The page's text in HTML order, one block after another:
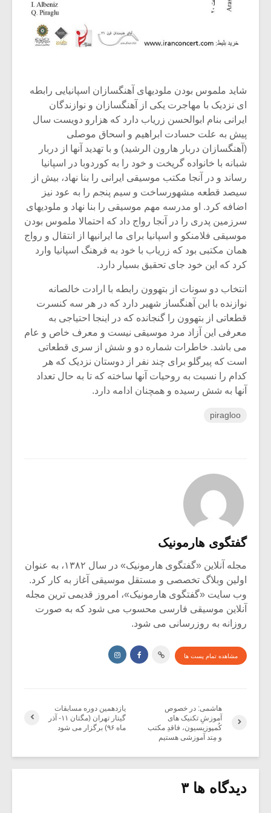
شاید ملموس بودن ملودیهای آهنگسازان اسپانیایی رابطه
ای نزدیک با مهاجرت یکی از آهنگسازان و نوازندگان
ایرانی بنام ابوالحسن زریاب دارد که هزارو دویست سال
پیش به علت حسادت ابراهیم و اسحاق موصلی
(آهنگسازان دربار هارون الرشید) و با تهدید آنها از دربار
شبانه با خانواده گریخت و خود را به کوردوبا در اسپانیا
رساند و در آنجا مکتب موسیقی ایرانی را بنا نهاد، بیش از
سیصد قطعه مشهورساخت و سیم پنجم را به عود نیز
اضافه کرد. او مدرسه مهم موسیقی را بنا نهاد و ملودیهای
سرزمین پدری را در آنجا رواج داد که احتمالا ملموس بودن
موسیقی فلامنکو و اسپانیا برای ما ایرانیها از انتقال و رواج
همان مکتبی بود که زریاب با خود به فرهنگ اسپانیا وارد
کرد که این خود جای تحقیق بسیار دارد.
انتخاب دو سونات از بتهوون رابطه با ارادت خالصانه
نوازنده با این آهنگساز شهیر دارد که در هر سه کنسرت
قطعاتی از بتهوون را گنجانده که در اینجا احتیاجی به
معرفی این آزاد مرد موسیقی نیست و معرف خاص و عام
می باشد. خاطرات شماره دو و شش از سری قطعاتی
است که پیرگلو برای چند نفر از دوستان نزدیک که هر
کدام را نسبت به روحیات آنها ساخته که تا به حال تعداد
آنها به شش رسیده و همچنان ادامه دارد.
piragloo
گفتگوی هارمونیک
مجله آنلاین «گفتگوی هارمونیک» در سال ۱۳۸۲، به عنوان
اولین وبلاگ تخصصی و مستقل موسیقی آغاز به کار کرد.
وب سایت «گفتگوی هارمونیک»، امروز قدیمی ترین مجله
آنلاین موسیقی فارسی محسوب می شود که به صورت
روزانه به روزرسانی می شود.
مشاهده تمام پست ها
یازدهمین دوره مسابقات
گیتار تهران (مگتان ۱۱- آذر
ماه ۹۶) برگزار می شود
هاشمی: در خصوص
آموزشِ تکنیک های
کُمپوزیسیون، فاقدِ مکتب
و مِتد آموزشی هستیم
دیدگاه ها ۳
اگر نمی توانی
برگزار
سکانسی